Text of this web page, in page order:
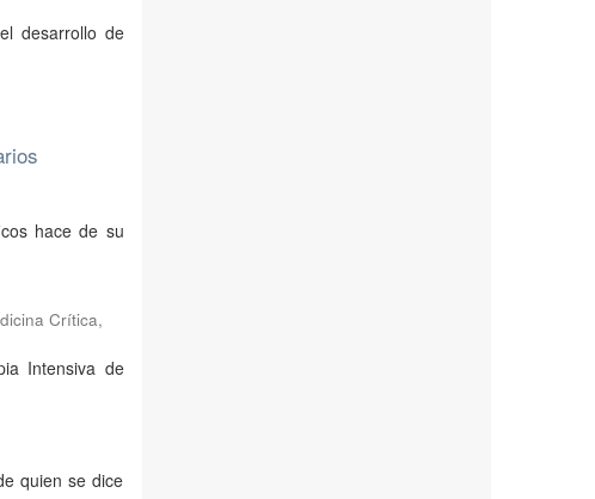
desarrollo de
hace de su
Crítica,
Intensiva de
quien se dice